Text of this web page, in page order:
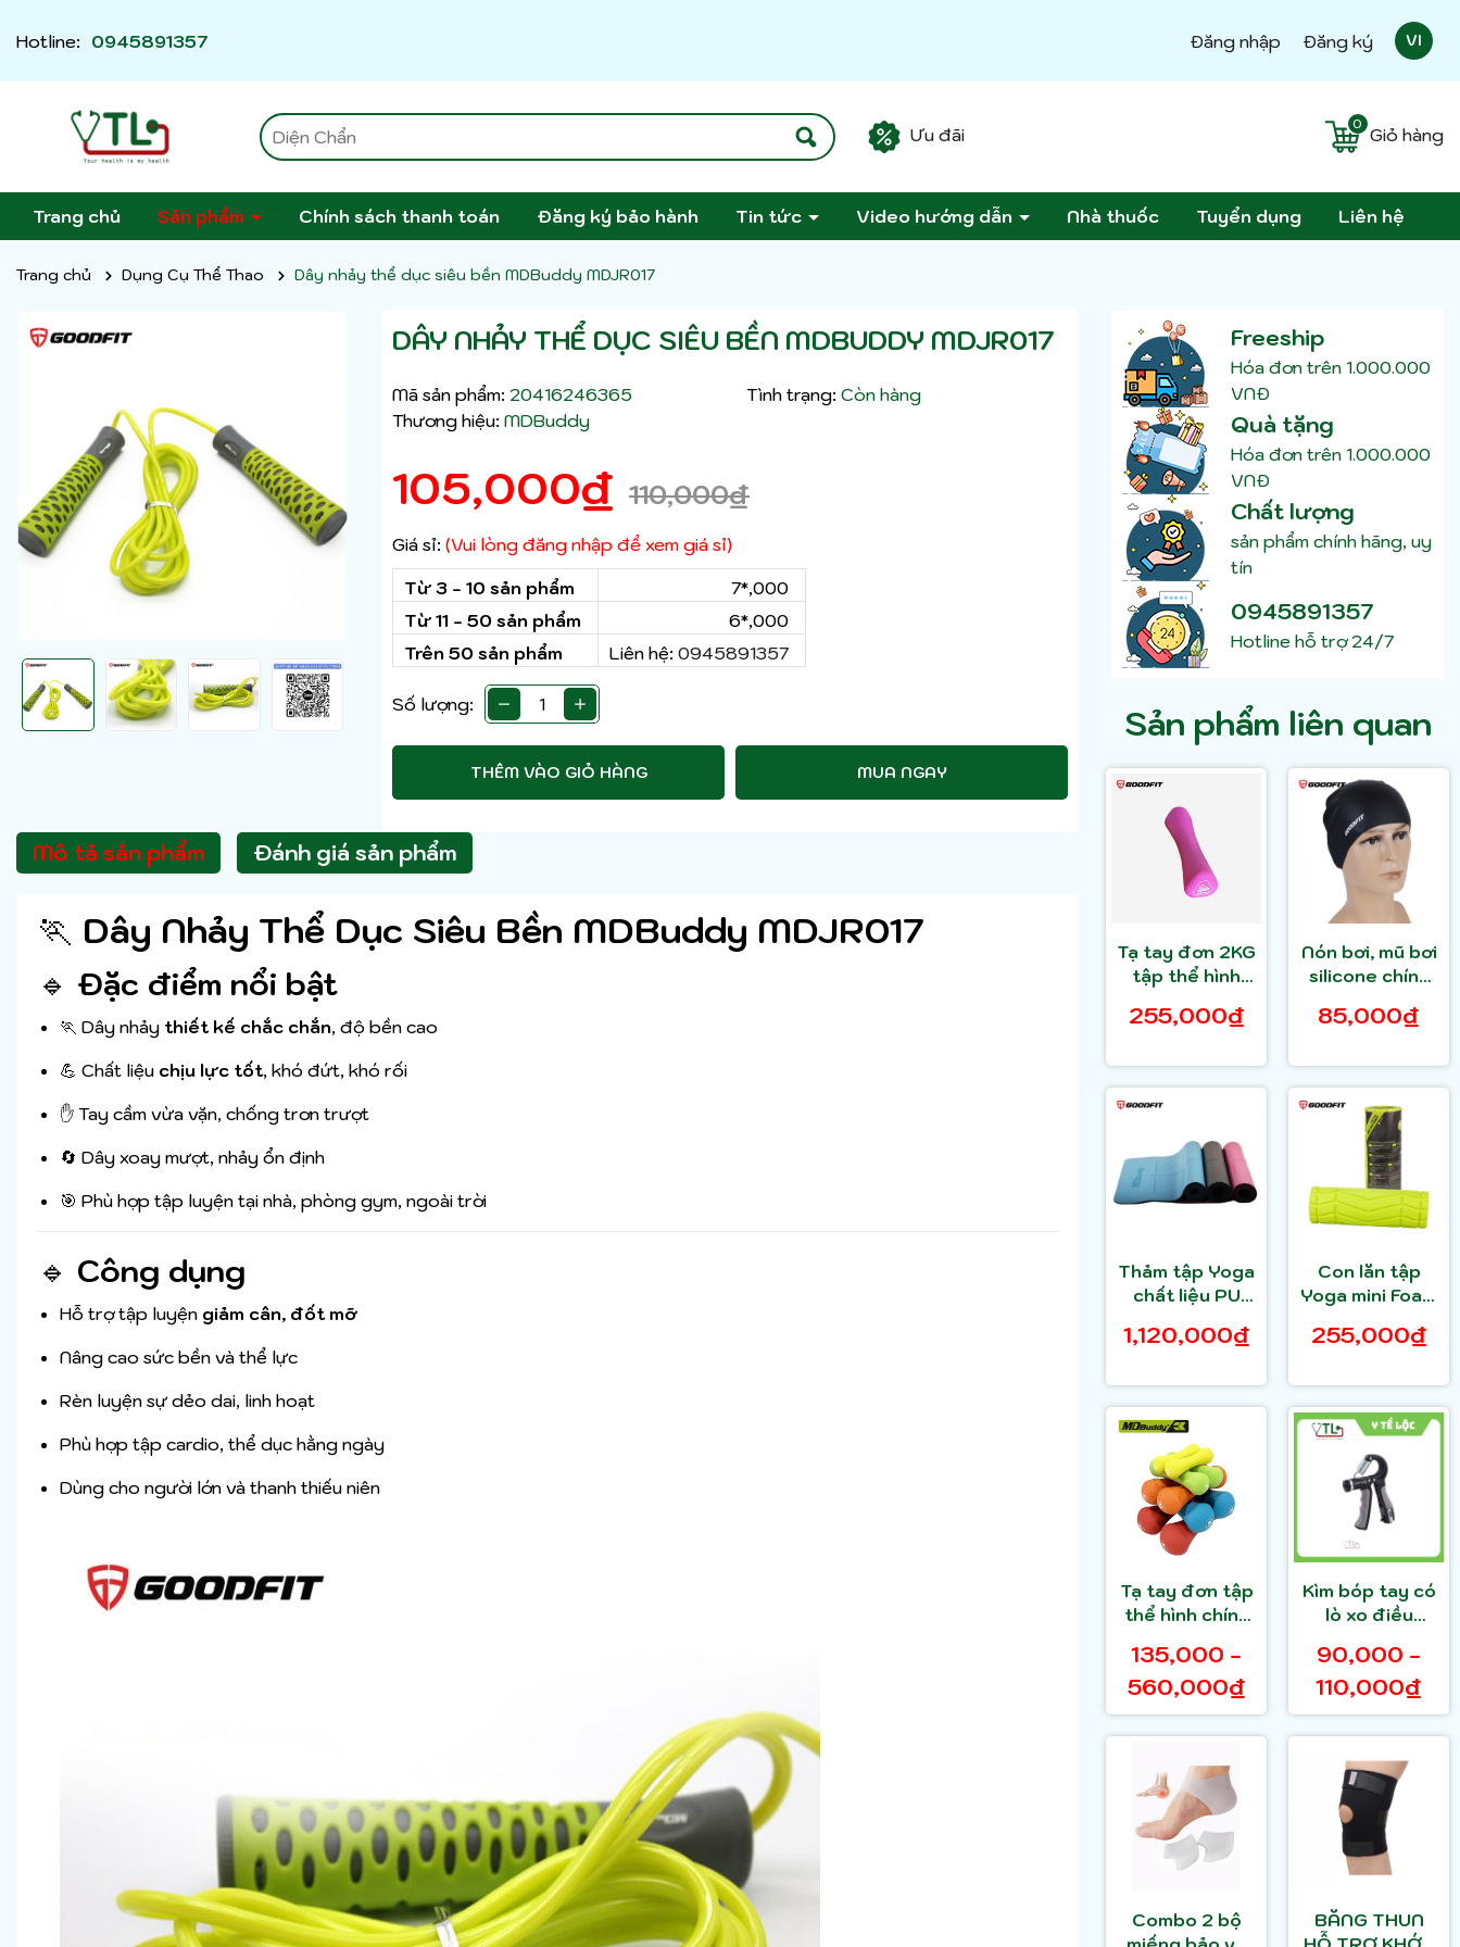
Hotline: 0945891357 Đăng nhập Đăng ký VI
Ưu đãi Giỏ hàng
0
Trang chủ Sản phẩm Chính sách thanh toán Đăng ký bảo hành Tin tức Video hướng dẫn Nhà thuốc Tuyển dụng Liên hệ
Trang chủ Dụng Cụ Thể Thao Dây nhảy thể dục siêu bền MDBuddy MDJR017
DÂY NHẢY THỂ DỤC SIÊU BỀN MDBUDDY MDJR017
Mã sản phẩm: 20416246365 Tình trạng: Còn hàng
Thương hiệu: MDBuddy
105,000₫ 110,000₫
Giá sỉ: (Vui lòng đăng nhập để xem giá sỉ)
Từ 3 - 10 sản phẩm
7*,000
Từ 11 - 50 sản phẩm
6*,000
Trên 50 sản phẩm
Liên hệ: 0945891357
Số lượng:
THÊM VÀO GIỎ HÀNG MUA NGAY
Mô tả sản phẩm Đánh giá sản phẩm
🏃 Dây Nhảy Thể Dục Siêu Bền MDBuddy MDJR017
🔹 Đặc điểm nổi bật
🏃 Dây nhảy thiết kế chắc chắn, độ bền cao
💪 Chất liệu chịu lực tốt, khó đứt, khó rối
✋ Tay cầm vừa vặn, chống trơn trượt
🔄 Dây xoay mượt, nhảy ổn định
🎯 Phù hợp tập luyện tại nhà, phòng gym, ngoài trời
🔹 Công dụng
Hỗ trợ tập luyện giảm cân, đốt mỡ
Nâng cao sức bền và thể lực
Rèn luyện sự dẻo dai, linh hoạt
Phù hợp tập cardio, thể dục hằng ngày
Dùng cho người lớn và thanh thiếu niên
Freeship
Hóa đơn trên 1.000.000
VNĐ
Quà tặng
Hóa đơn trên 1.000.000
VNĐ
Chất lượng
sản phẩm chính hãng, uy
tín
0945891357
Hotline hỗ trợ 24/7
Sản phẩm liên quan
Tạ tay đơn 2KG
tập thể hình
MDBuddy
255,000₫
Nón bơi, mũ bơi
silicone chính
GF301SC
85,000₫
Thảm tập Yoga
chất liệu PU
MDBuddy
1,120,000₫
Con lăn tập
Yoga mini Foam
MDBuddy
255,000₫
Tạ tay đơn tập
thể hình chính
MD2015
135,000 -
560,000₫
Kìm bóp tay có
lò xo điều
90,000 -
110,000₫
Combo 2 bộ
BĂNG THUN